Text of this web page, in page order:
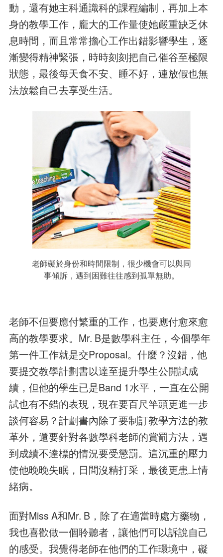
動，還有她主科通識科的課程編制，再加上本
身的教學工作，龐大的工作量使她嚴重缺乏休
息時間，而且常常擔心工作出錯影響學生，逐
漸變得精神緊張，時時刻刻把自己催谷至極限
狀態，最後每天食不安、睡不好，連放假也無
法放鬆自己去享受生活。
老師礙於身份和時間限制，很少機會可以與同
事傾訴，遇到困難往往感到孤單無助。
老師不但要應付繁重的工作，也要應付愈來愈
高的教學要求。Mr. B是數學科主任，今個學年
第一件工作就是交Proposal。什麼？沒錯，他
要提交教學計劃書以達至提升學生公開試成
績，但他的學生已是Band 1水平，一直在公開
試也有不錯的表現，現在要百尺竿頭更進一步
談何容易？計劃書內除了要制訂教學方法的教
革外，還要針對各數學科老師的賞罰方法，遇
到成績不達標的情況要受懲罰。這沉重的壓力
使他晚晚失眠，日間沒精打采，最後更患上情
緒病。
面對Miss A和Mr. B，除了在適當時處方藥物，
我也喜歡做一個聆聽者，讓他們可以訴說自己
的感受。我覺得老師在他們的工作環境中，礙